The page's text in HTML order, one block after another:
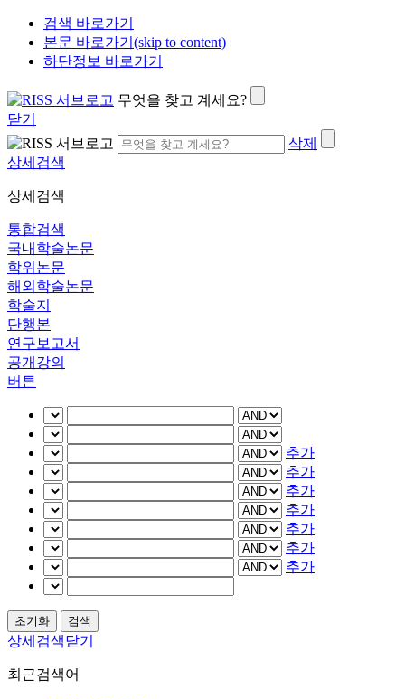
검색 바로가기
본문 바로가기(skip to content)
하단정보 바로가기
무엇을 찾고 계세요?
닫기
삭제
상세검색
상세검색
통합검색
국내학술논문
학위논문
해외학술논문
학술지
단행본
연구보고서
공개강의
버튼
추가
추가
추가
추가
추가
추가
추가
상세검색닫기
최근검색어